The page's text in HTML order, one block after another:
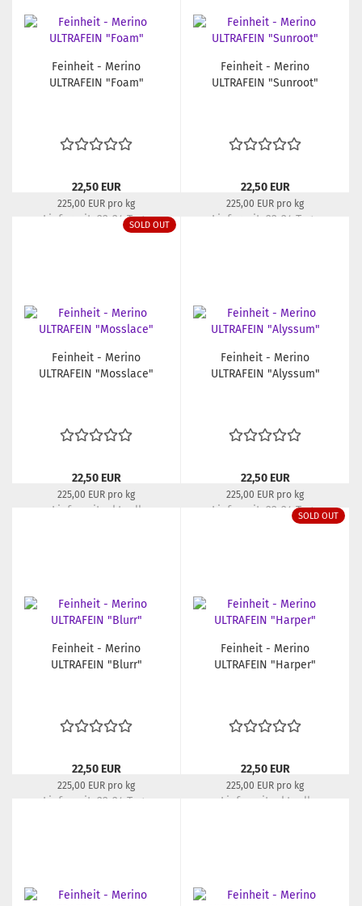
Feinheit - Merino
ULTRAFEIN "Foam"
22,50 EUR
225,00 EUR pro kg
Lieferzeit: 22-24 Tage
Feinheit - Merino
ULTRAFEIN "Sunroot"
22,50 EUR
225,00 EUR pro kg
Lieferzeit: 22-24 Tage
SOLD OUT
Feinheit - Merino
ULTRAFEIN "Mosslace"
22,50 EUR
225,00 EUR pro kg
Lieferzeit:
aktuell
Feinheit - Merino
ULTRAFEIN "Alyssum"
22,50 EUR
225,00 EUR pro kg
Lieferzeit: 22-24 Tage
Feinheit - Merino
ULTRAFEIN "Blurr"
22,50 EUR
225,00 EUR pro kg
Lieferzeit: 22-24 Tage
SOLD OUT
Feinheit - Merino
ULTRAFEIN "Harper"
22,50 EUR
225,00 EUR pro kg
Lieferzeit:
aktuell